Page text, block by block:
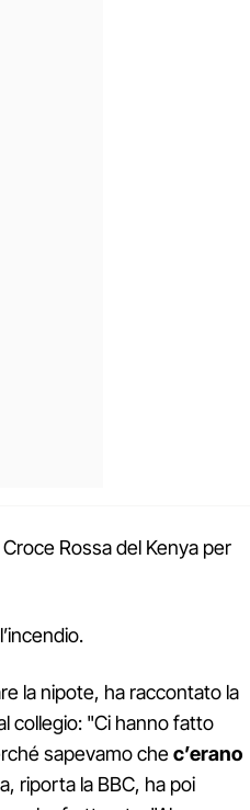
Rossa del Kenya per
la nipote, ha raccontato la
collegio: "Ci hanno fatto
sapevamo chec’erano
riporta la BBC, ha poi